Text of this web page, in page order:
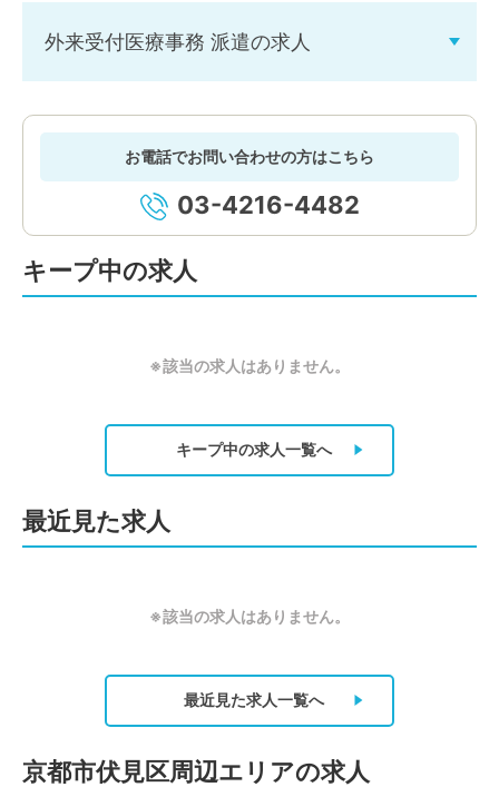
外来受付医療事務 派遣の求人
お電話でお問い合わせの方はこちら
03-4216-4482
キープ中の求人
※該当の求人はありません。
キープ中の求人一覧へ
最近見た求人
※該当の求人はありません。
最近見た求人一覧へ
京都市伏見区周辺エリアの求人